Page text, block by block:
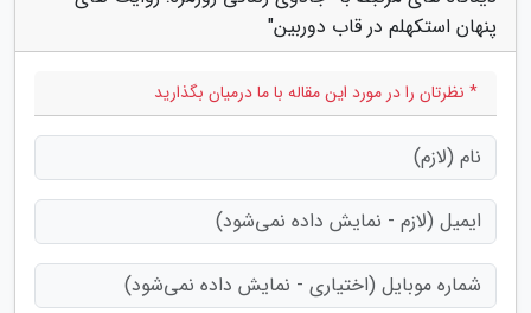
پنهان استکهلم در قاب دوربین"
* نظرتان را در مورد این مقاله با ما درمیان بگذارید